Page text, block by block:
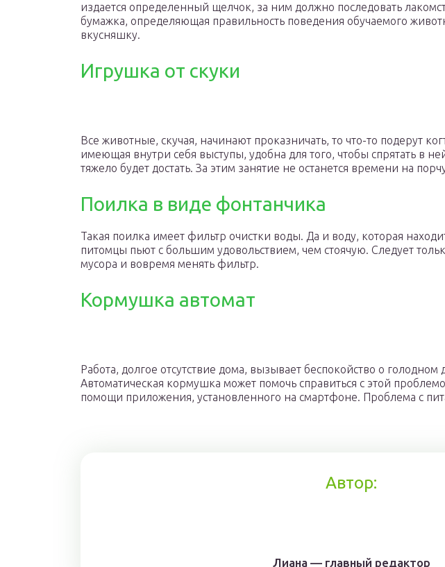
издается определенный щелчок, за ним должно последовать
бумажка, определяющая правильность поведения обучаемого
вкусняшку.
Игрушка от скуки
Все животные, скучая, начинают проказничать, то что-то подерут
имеющая внутри себя выступы, удобна для того, чтобы спрятать в
тяжело будет достать. За этим занятие не останется времени на
Поилка в виде фонтанчика
Такая поилка имеет фильтр очистки воды. Да и воду, которая
питомцы пьют с большим удовольствием, чем стоячую. Следует
мусора и вовремя менять фильтр.
Кормушка автомат
Работа, долгое отсутствие дома, вызывает беспокойство о
Автоматическая кормушка может помочь справиться с этой
помощи приложения, установленного на смартфоне. Проблема с
Автор:
Лиана — главный редактор